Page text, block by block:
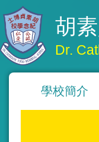
胡
Dr.
學校簡介